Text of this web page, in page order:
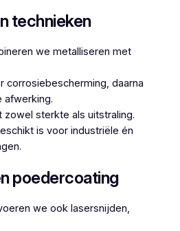
technieken
we metalliseren met
corrosiebescherming, daarna
afwerking.
sterkte als uitstraling.
is voor industriële én
poedercoating
we ook lasersnijden,